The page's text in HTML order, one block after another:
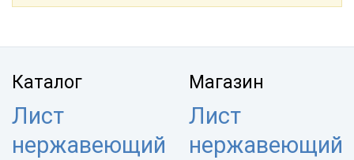
Каталог
Лист
нержавеющий
Магазин
Лист
нержавеющий